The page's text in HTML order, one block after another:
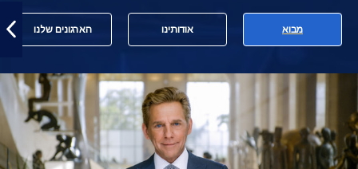
מבוא אודותינו הארגונים שלנו